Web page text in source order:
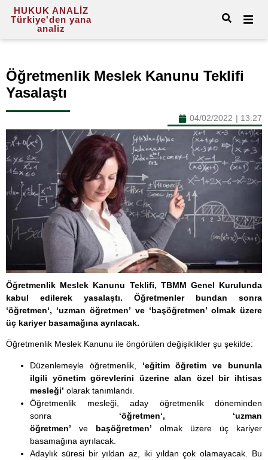
HUKUK ANALİZ
Türkiye'den yana
analiz
Öğretmenlik Meslek Kanunu Teklifi
Yasalaştı
04/02/2022 | 13:27
Öğretmenlik Meslek Kanunu Teklifi, TBMM Genel Kurulunda
kabul edilerek yasalaştı. Öğretmenler bundan sonra
‘öğretmen‘, ‘uzman öğretmen’ ve ‘başöğretmen’ olmak üzere
üç kariyer basamağına ayrılacak.
Öğretmenlik Meslek Kanunu ile öngörülen değişiklikler şu şekilde:
Düzenlemeyle öğretmenlik,
‘eğitim öğretim ve bununla
ilgili yönetim görevlerini üzerine alan özel bir ihtisas
mesleği’ olarak tanımlandı.
Öğretmenlik mesleği, aday öğretmenlik döneminden
sonra ‘öğretmen‘,
‘uzman
öğretmen’ ve başöğretmen’ olmak üzere üç kariyer
basamağına ayrılacak.
Adaylık süresi bir yıldan az, iki yıldan çok olamayacak. Bu